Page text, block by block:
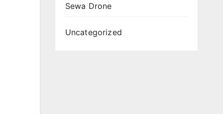
Sewa Drone
Uncategorized